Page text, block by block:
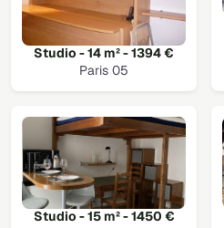
Studio - 14 m² - 1394 €
Paris 05
Studio - 15 m² - 1450 €